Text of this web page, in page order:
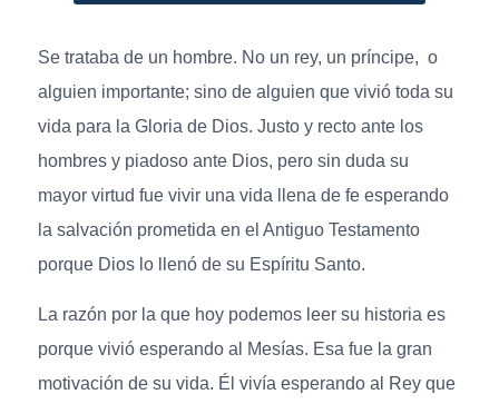
Se trataba de un hombre. No un rey, un príncipe, o
alguien importante; sino de alguien que vivió toda su
vida para la Gloria de Dios. Justo y recto ante los
hombres y piadoso ante Dios, pero sin duda su
mayor virtud fue vivir una vida llena de fe esperando
la salvación prometida en el Antiguo Testamento
porque Dios lo llenó de su Espíritu Santo.
La razón por la que hoy podemos leer su historia es
porque vivió esperando al Mesías. Esa fue la gran
motivación de su vida. Él vivía esperando al Rey que